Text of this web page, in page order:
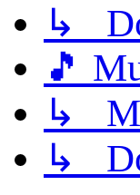
↳
🎵
↳
↳